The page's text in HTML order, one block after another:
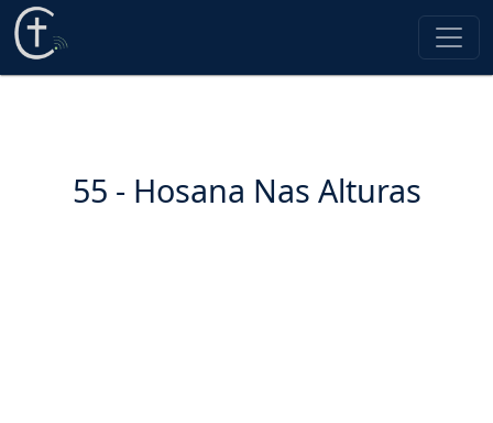
55 - Hosana Nas Alturas